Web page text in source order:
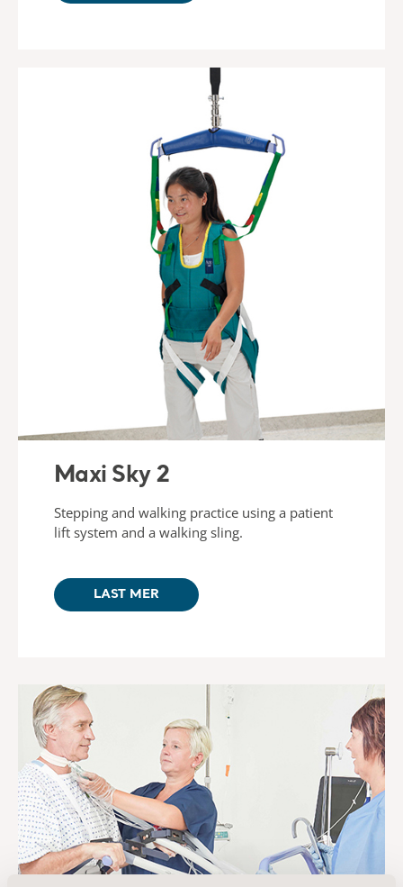
Maxi Sky 2
Stepping and walking practice using a patient
lift system and a walking sling.
LAST MER